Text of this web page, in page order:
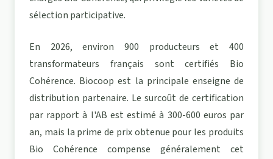
sélection participative.
En 2026, environ 900 producteurs et 400
transformateurs français sont certifiés Bio
Cohérence. Biocoop est la principale enseigne de
distribution partenaire. Le surcoût de certification
par rapport à l'AB est estimé à 300-600 euros par
an, mais la prime de prix obtenue pour les produits
Bio Cohérence compense généralement cet